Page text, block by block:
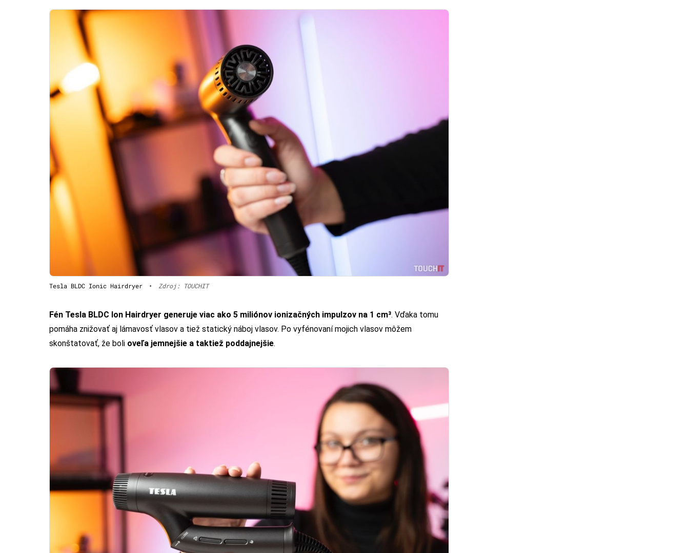
Tesla BLDC Ionic Hairdryer • Zdroj: TOUCHIT
Fén Tesla BLDC Ion Hairdryer generuje viac ako 5 miliónov ionizačných impulzov na 1 cm³. Vďaka tomu
pomáha znižovať aj lámavosť vlasov a tiež statický náboj vlasov. Po vyfénovaní mojich vlasov môžem
skonštatovať, že boli oveľa jemnejšie a taktiež poddajnejšie.